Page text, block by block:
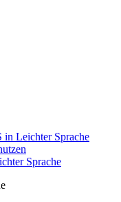
Leichter Sprache
Sprache